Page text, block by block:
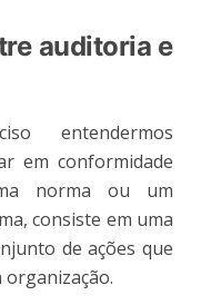
auditoria e
entendermos
em conformidade
norma ou um
consiste em uma
de ações que